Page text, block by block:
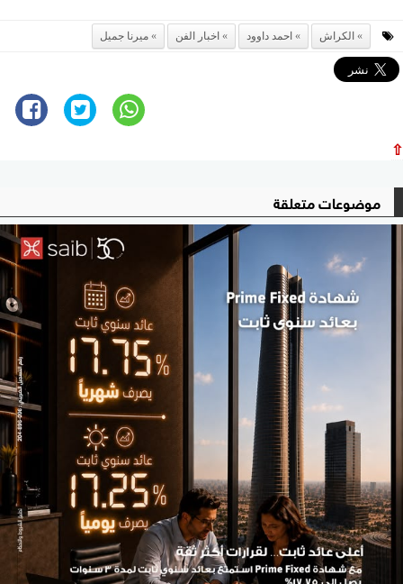
الكراش احمد داوود اخبار الفن ميرنا جميل
⇧
موضوعات متعلقة